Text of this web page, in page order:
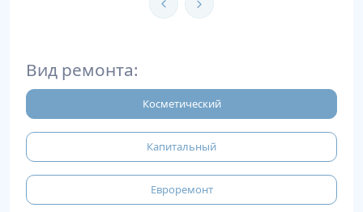
Вид ремонта:
Косметический
Капитальный
Евроремонт